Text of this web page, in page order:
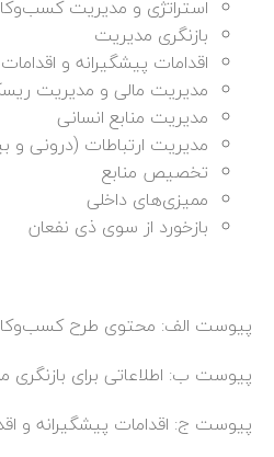
استراتژی و مدیریت
بازنگری مدیریت
اقدامات پیشگیرانه و
مدیریت مالی و مدیریت
مدیریت منابع انسانی
مدیریت ارتباطات (درونی و
تخصیص منابع
ممیزی‌های داخلی
بازخورد از سوی ذی نفعان
پیوست الف: محتوی طرح
پیوست ب: اطلاعاتی برای
پیوست ج: اقدامات پیشگیرانه و